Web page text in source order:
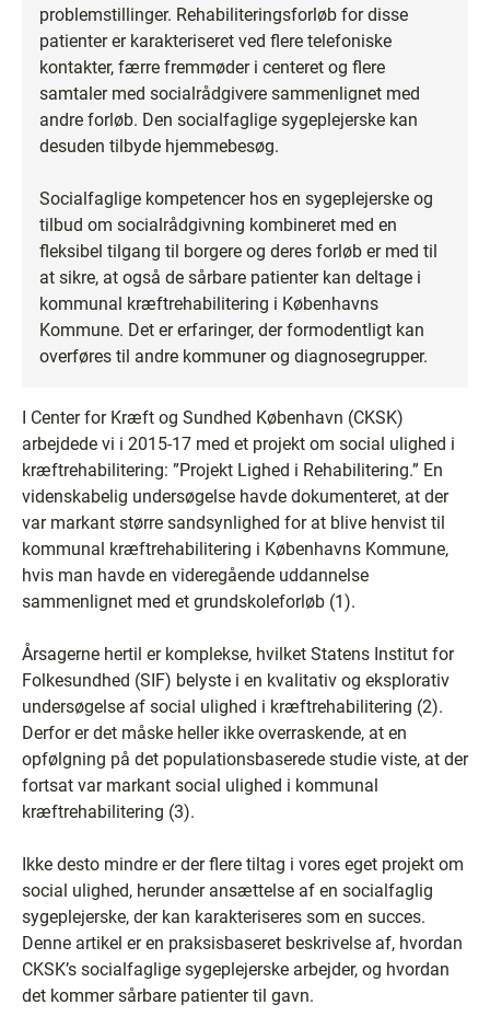
problemstillinger. Rehabiliteringsforløb for disse
patienter er karakteriseret ved flere telefoniske
kontakter, færre fremmøder i centeret og flere
samtaler med socialrådgivere sammenlignet med
andre forløb. Den socialfaglige sygeplejerske kan
desuden tilbyde hjemmebesøg.
Socialfaglige kompetencer hos en sygeplejerske og
tilbud om socialrådgivning kombineret med en
fleksibel tilgang til borgere og deres forløb er med til
at sikre, at også de sårbare patienter kan deltage i
kommunal kræftrehabilitering i Københavns
Kommune. Det er erfaringer, der formodentligt kan
overføres til andre kommuner og diagnosegrupper.
I Center for Kræft og Sundhed København (CKSK)
arbejdede vi i 2015-17 med et projekt om social ulighed i
kræftrehabilitering: ”Projekt Lighed i Rehabilitering.” En
videnskabelig undersøgelse havde dokumenteret, at der
var markant større sandsynlighed for at blive henvist til
kommunal kræftrehabilitering i Københavns Kommune,
hvis man havde en videregående uddannelse
sammenlignet med et grundskoleforløb (1).
Årsagerne hertil er komplekse, hvilket Statens Institut for
Folkesundhed (SIF) belyste i en kvalitativ og eksplorativ
undersøgelse af social ulighed i kræftrehabilitering (2).
Derfor er det måske heller ikke overraskende, at en
opfølgning på det populationsbaserede studie viste, at der
fortsat var markant social ulighed i kommunal
kræftrehabilitering (3).
Ikke desto mindre er der flere tiltag i vores eget projekt om
social ulighed, herunder ansættelse af en socialfaglig
sygeplejerske, der kan karakteriseres som en succes.
Denne artikel er en praksisbaseret beskrivelse af, hvordan
CKSK’s socialfaglige sygeplejerske arbejder, og hvordan
det kommer sårbare patienter til gavn.